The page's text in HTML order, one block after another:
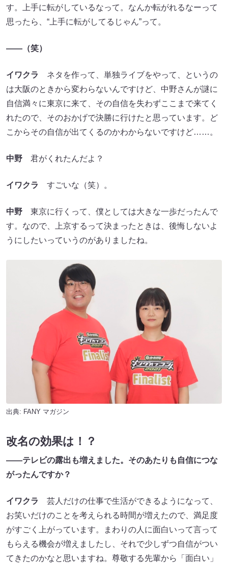
す。上手に転がしているなって。なんか転がれるなーって
思ったら、“上手に転がしてるじゃん”って。
――（笑）
イワクラ
ネタを作って、単独ライブをやって、というの
は大阪のときから変わらないんですけど、中野さんが謎に
自信満々に東京に来て、その自信を失わずここまで来てく
れたので、そのおかげで決勝に行けたと思っています。ど
こからその自信が出てくるのかわからないですけど……。
中野 君がくれたんだよ？
イワクラ すごいな（笑）。
中野 東京に行くって、僕としては大きな一歩だったんで
す。なので、上京するって決まったときは、後悔しないよ
うにしたいっていうのがありましたね。
出典: FANY マガジン
改名の効果は！？
――テレビの露出も増えました。そのあたりも自信につな
がったんですか？
イワクラ
芸人だけの仕事で生活ができるようになって、
お笑いだけのことを考えられる時間が増えたので、満足度
がすごく上がっています。まわりの人に面白いって言って
もらえる機会が増えましたし、それで少しずつ自信がつい
てきたのかなと思いますね。尊敬する先輩から「面白い」